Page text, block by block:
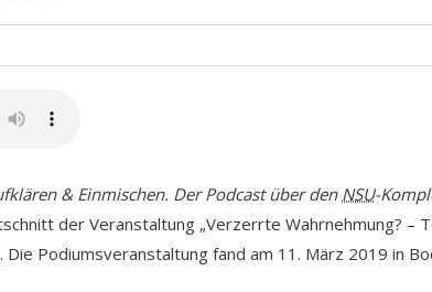
& Einmischen. Der Podcast über den NSU-
der Veranstaltung „Verzerrte Wahrnehmung? –
Die Podiumsveranstaltung fand am 11. März 2019 in